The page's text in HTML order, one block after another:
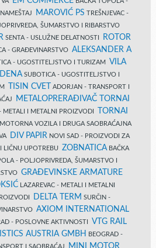
MAROVIĆ PS TREŠNJEVAC -
ŠUMARSTVO I RIBARSTVO
SENTA - USLUŽNE DELATNOSTI ROTOR
- GRAĐEVINARSTVO ALEKSANDER A
- UGOSTITELJSTVO I TURIZAM VILA
SUBOTICA - UGOSTITELJSTVO I
TISIN CVET
ADORJAN - TRANSPORT I
METALOPRERAĐIVAČ TORNAI
METALI I METALNI PROIZVODI TORNAI
VOZILA I DRUGA SAOBRAĆAJNA
DIV PAPIR NOVI SAD - PROIZVODI ZA
LIČNU UPOTREBU ZOBNATICA BAČKA
- POLJOPRIVREDA, ŠUMARSTVO I
GRAĐEVINSKE ARMATURE
LAZAREVAC - METALI I METALNI
DELTA TERM SURČIN -
AXIOM INTERNATIONAL
- POSLOVNE AKTIVNOSTI VTG RAIL
AUSTRIA GMBH
BEOGRAD -
I SAOBRAĆAJ
MINI MOTOR